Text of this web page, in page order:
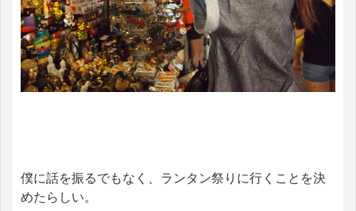
僕に話を振るでもなく、ランタン祭りに行くことを決
めたらしい。